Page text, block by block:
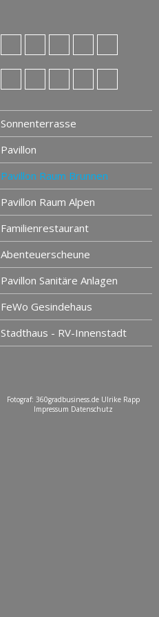
Sonnenterrasse
Pavillon
Pavillon Raum Brunnen
Pavillon Raum Alpen
Familienrestaurant
Abenteuerscheune
Pavillon Sanitäre Anlagen
FeWo Gesindehaus
Stadthaus - RV-Innenstadt
Fotograf: 360gradbusiness.de Ulrike Rapp
Impressum Datenschutz